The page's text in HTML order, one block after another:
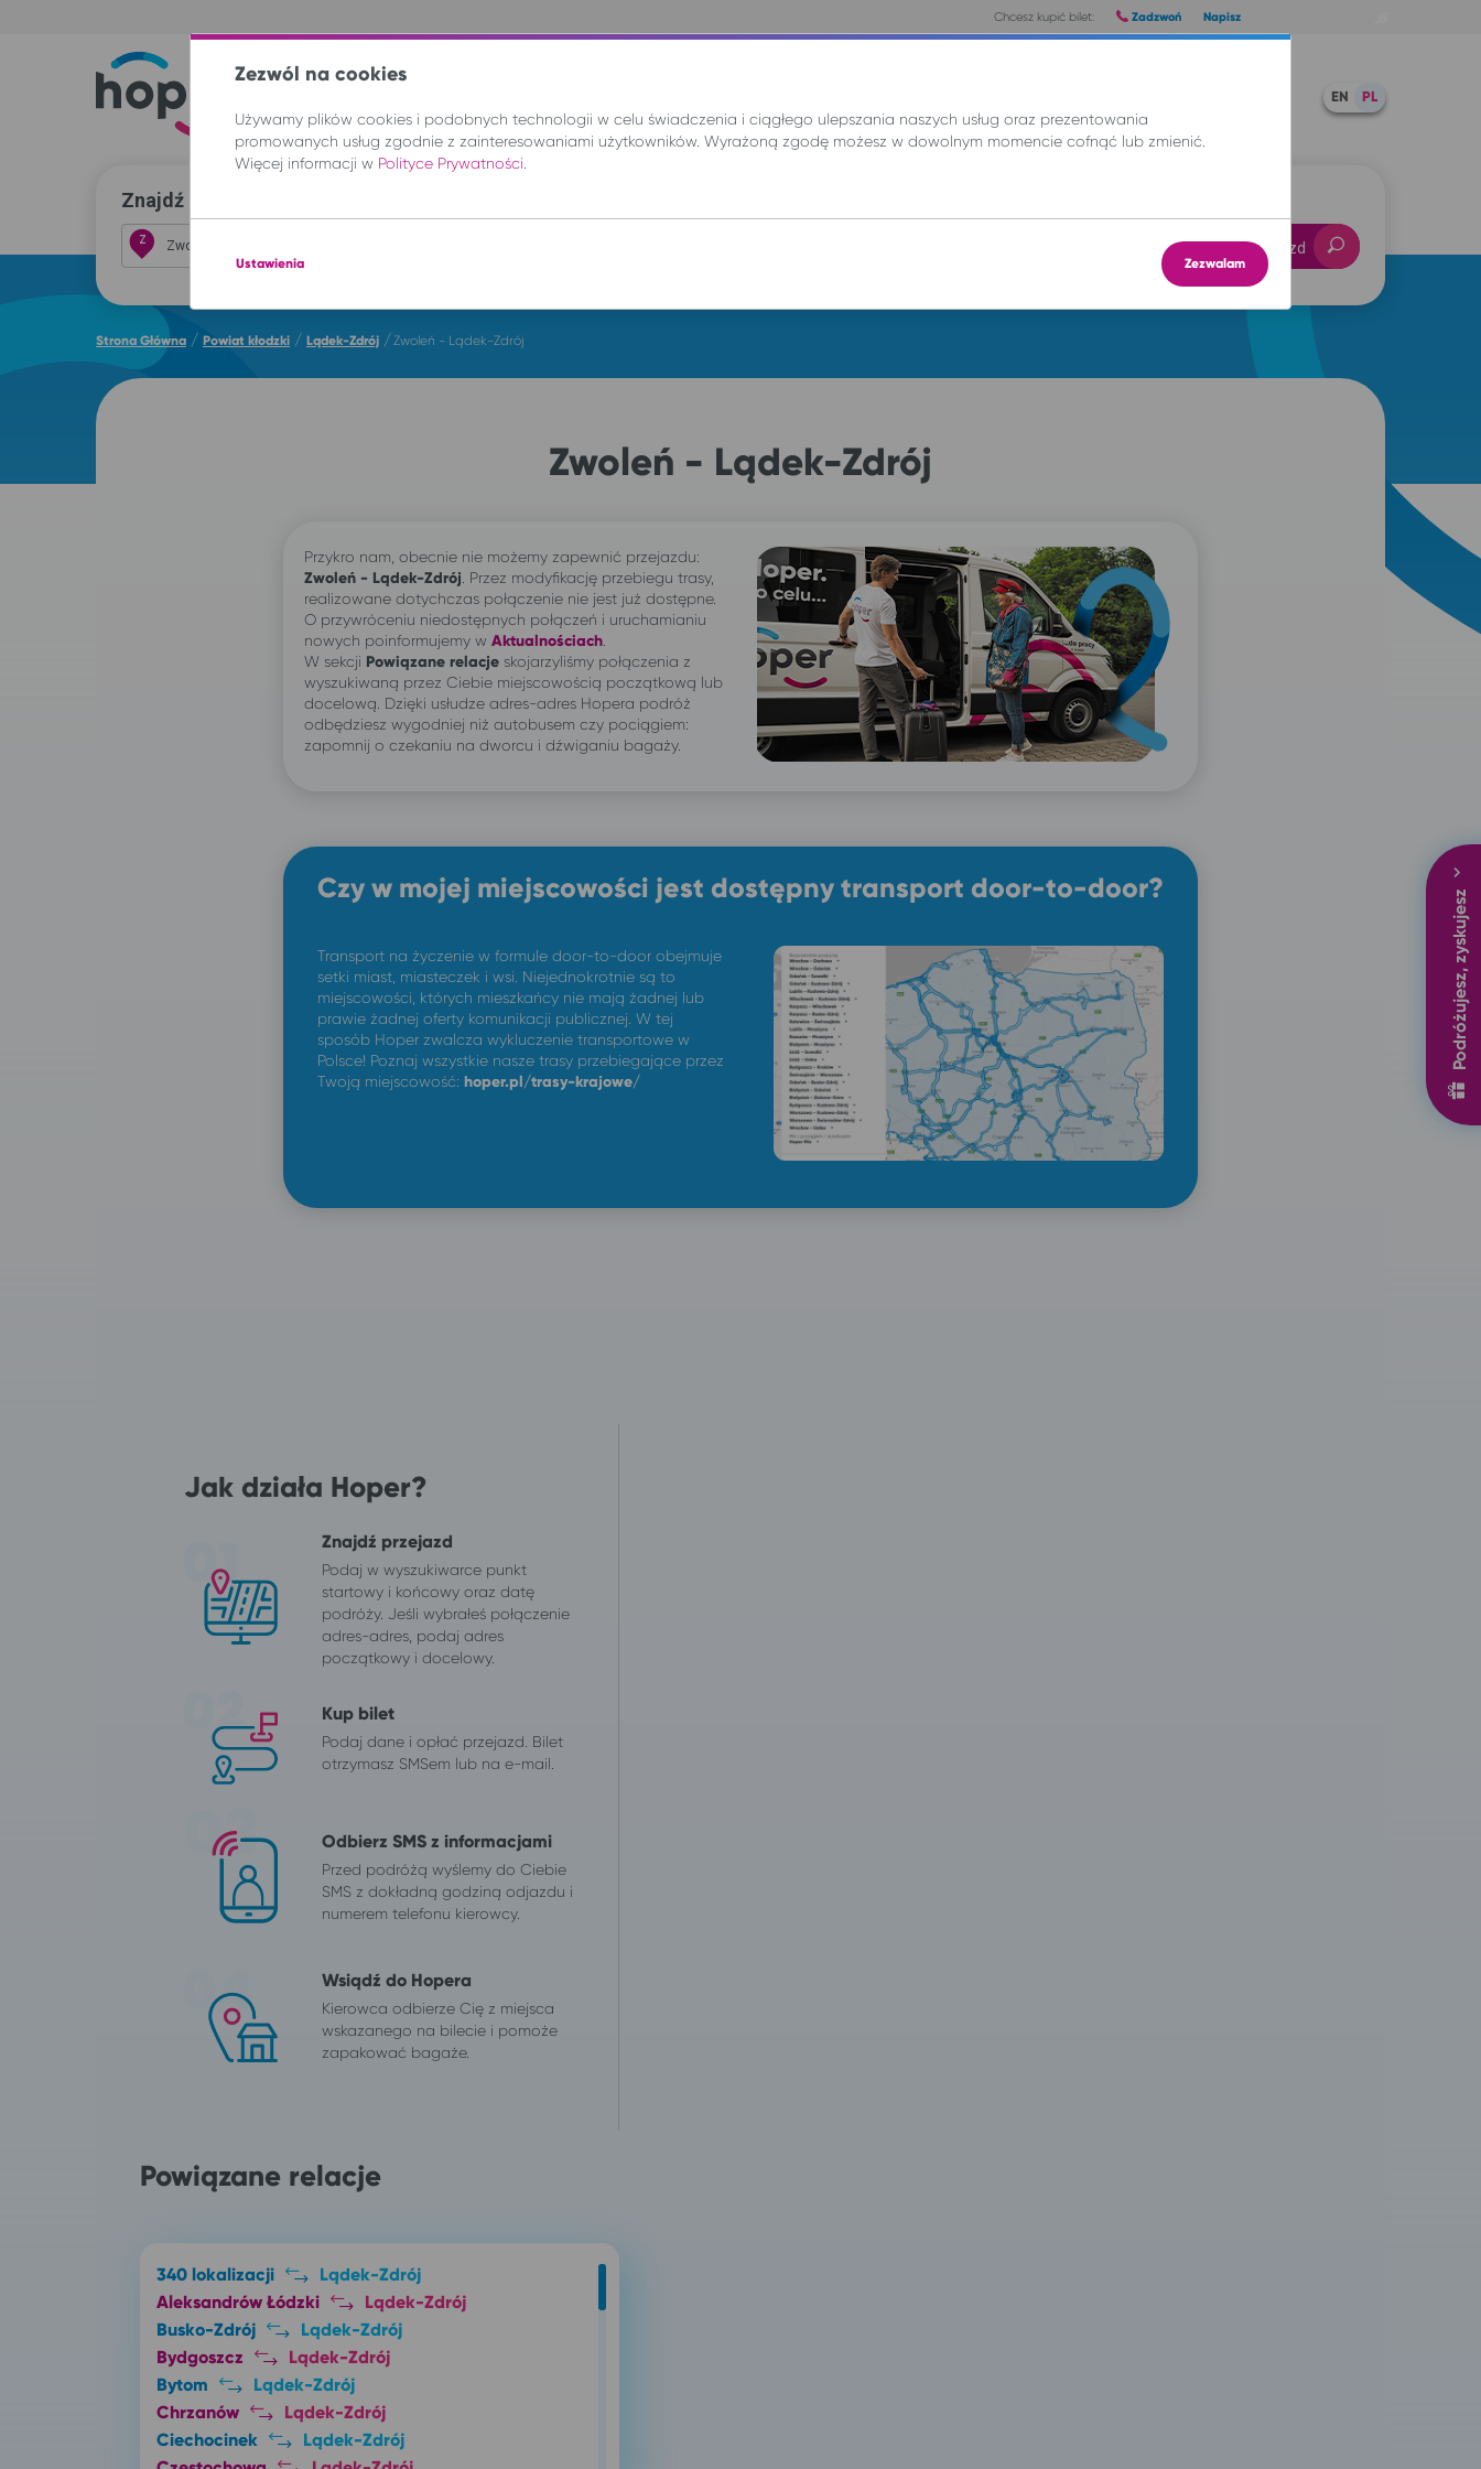
Chcesz kupić bilet: Zadzwoń Napisz
EN PL
Znajdź przejazd i kup bilet
Z Znajdź przejazd
Podróżujesz, zyskujesz
Strona Główna / Powiat kłodzki / Lądek-Zdrój /Zwoleń - Lądek-Zdrój
Zwoleń - Lądek-Zdrój
Przykro nam, obecnie nie możemy zapewnić przejazdu:
Zwoleń - Lądek-Zdrój . Przez modyfikację przebiegu trasy,
realizowane dotychczas połączenie nie jest już dostępne.
O przywróceniu niedostępnych połączeń i uruchamianiu
nowych poinformujemy w Aktualnościach
W sekcji Powiązane relacje skojarzyliśmy połączenia z
wyszukiwaną przez Ciebie miejscowością początkową lub
docelową. Dzięki usłudze adres-adres Hopera podróż
odbędziesz wygodniej niż autobusem czy pociągiem:
zapomnij o czekaniu na dworcu i dźwiganiu bagaży.
Czy w mojej miejscowości jest dostępny transport door-to-door?
Transport na życzenie w formule door-to-door obejmuje
setki miast, miasteczek i wsi. Niejednokrotnie są to
miejscowości, których mieszkańcy nie mają żadnej lub
prawie żadnej oferty komunikacji publicznej. W tej
sposób Hoper zwalcza wykluczenie transportowe w
Polsce! Poznaj wszystkie nasze trasy przebiegające przez
Twoją miejscowość: hoper.pl/trasy-krajowe/
Jak działa Hoper?
Znajdź przejazd
Podaj w wyszukiwarce punkt
startowy i końcowy oraz datę
podróży. Jeśli wybrałeś połączenie
adres-adres, podaj adres
początkowy i docelowy.
Kup bilet
Podaj dane i opłać przejazd. Bilet
otrzymasz SMSem lub na e-mail.
Odbierz SMS z informacjami
Przed podróżą wyślemy do Ciebie
SMS z dokładną godziną odjazdu i
numerem telefonu kierowcy.
Wsiądź do Hopera
Kierowca odbierze Cię z miejsca
wskazanego na bilecie i pomoże
zapakować bagaże.
Powiązane relacje
340 lokalizacji
Lądek-Zdrój
Aleksandrów Łódzki
Lądek-Zdrój
Busko-Zdrój
Lądek-Zdrój
Bydgoszcz
Lądek-Zdrój
Bytom
Lądek-Zdrój
Chrzanów
Lądek-Zdrój
Ciechocinek
Lądek-Zdrój
Zezwól na cookies
Używamy plików cookies i podobnych technologii w celu świadczenia i ciągłego ulepszania naszych usług oraz prezentowania
promowanych usług zgodnie z zainteresowaniami użytkowników. Wyrażoną zgodę możesz w dowolnym momencie cofnąć lub zmienić.
Więcej informacji w Polityce Prywatności
Ustawienia Zezwalam